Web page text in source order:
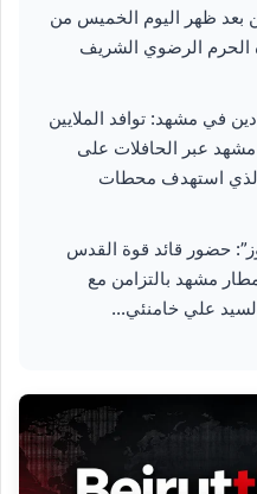
بعد ظهر اليوم الخميس من
الحرم الرضوي الشريف
في مشهد: توافد الملايين
مشهد عبر الحافلات على
الذي استهدف محطات
حضور قائد قوة القدس
مشهد بالتزامن مع
علي خامنئي…